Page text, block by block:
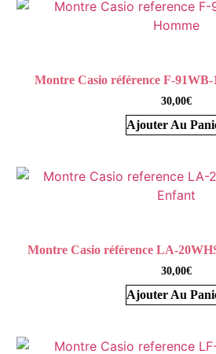
Montre Casio référence F-
30,00€
Ajouter Au
Montre Casio référence LA-
30,00€
Ajouter Au